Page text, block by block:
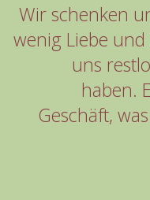
Wir schenken
wenig Liebe
uns
haben.
Geschäft,